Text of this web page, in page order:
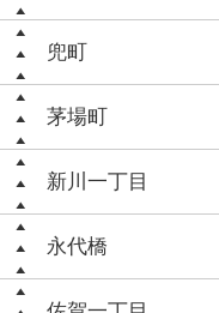
兜町
茅場町
新川一丁目
永代橋